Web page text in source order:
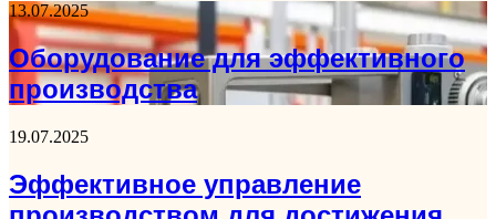
13.07.2025
Оборудование для эффективного
производства
19.07.2025
Эффективное управление